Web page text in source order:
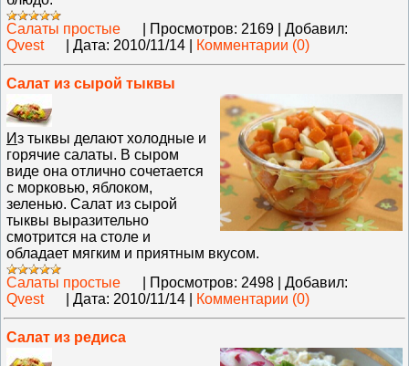
Салаты простые
Просмотров: 2169
Добавил:
Qvest
Дата: 2010/11/14 Комментарии (0)
Салат из сырой тыквы
Из тыквы делают холодные и
горячие салаты. В сыром
виде она отлично сочетается
с морковью, яблоком,
зеленью. Салат из сырой
тыквы выразительно
смотрится на столе и
обладает мягким и приятным вкусом.
Салаты простые
Просмотров: 2498
Добавил:
Qvest
Дата: 2010/11/14 Комментарии (0)
Салат из редиса